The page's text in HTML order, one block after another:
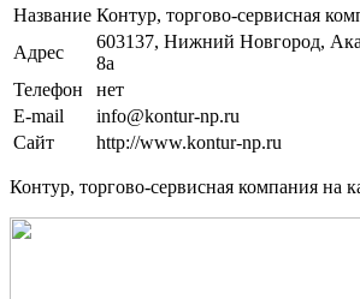
Название Контур, торгово-сервисная
Адрес
603137, Нижний Новгород,
8а
Телефон
нет
E-mail
info@kontur-np.ru
Сайт
http://www.kontur-np.ru
Контур, торгово-сервисная компания на